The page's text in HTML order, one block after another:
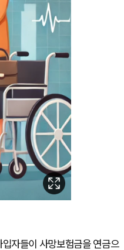
자들이 사망보험금을 연금으